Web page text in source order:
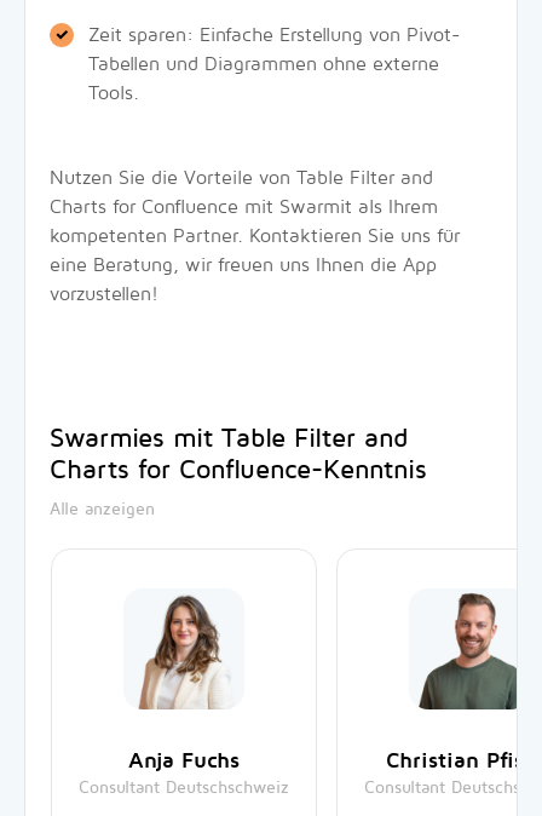
Zeit sparen: Einfache Erstellung von Pivot-
Tabellen und Diagrammen ohne externe
Tools.
Nutzen Sie die Vorteile von Table Filter and
Charts for Confluence mit Swarmit als Ihrem
kompetenten Partner. Kontaktieren Sie uns für
eine Beratung, wir freuen uns Ihnen die App
vorzustellen!
Swarmies mit Table Filter and
Charts for Confluence-Kenntnis
Alle anzeigen
Anja Fuchs
Consultant Deutschschweiz
Christian
Consultant